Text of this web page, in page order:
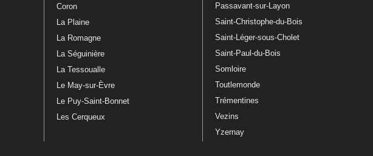
Coron
La Plaine
La Romagne
La Séguinière
La Tessoualle
Le May-sur-Èvre
Le Puy-Saint-Bonnet
Les Cerqueux
Passavant-sur-Layon
Saint-Christophe-du-Bois
Saint-Léger-sous-Cholet
Saint-Paul-du-Bois
Somloire
Toutlemonde
Trémentines
Vezins
Yzernay